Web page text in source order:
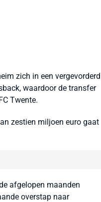
zich in een vergevorderd
waardoor de transfer
Twente.
zestien miljoen euro gaat
afgelopen maanden
overstap naar